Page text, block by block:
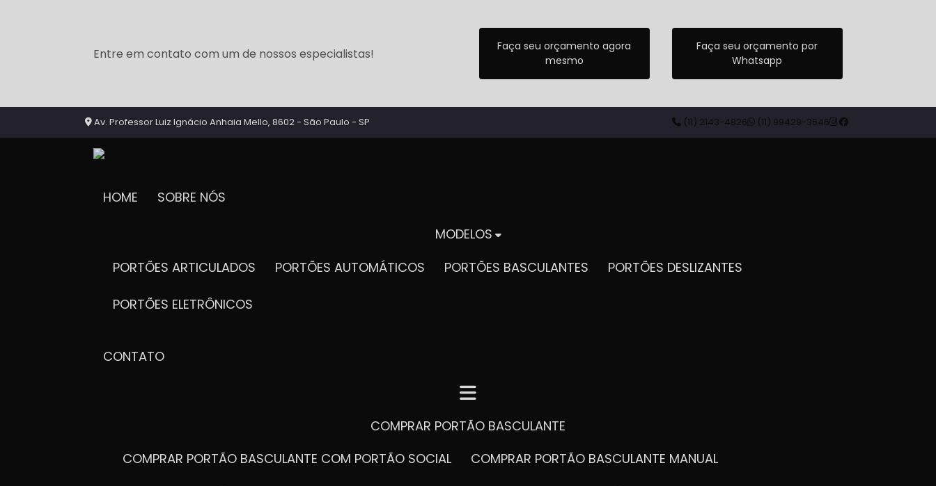
Entre em contato com um de nossos especialistas!
Faça seu orçamento agora
mesmo
Faça seu orçamento por
Whatsapp
Av. Professor Luiz Ignácio Anhaia Mello, 8602 - São Paulo - SP (11) 2143-4826 (11) 99429-3546
HOME SOBRE NÓS
MODELOS
PORTÕES ARTICULADOS
PORTÕES AUTOMÁTICOS PORTÕES BASCULANTES PORTÕES DESLIZANTES
PORTÕES ELETRÔNICOS
CONTATO
COMPRAR PORTÃO BASCULANTE
COMPRAR PORTÃO BASCULANTE COM PORTÃO SOCIAL
COMPRAR PORTÃO BASCULANTE MANUAL